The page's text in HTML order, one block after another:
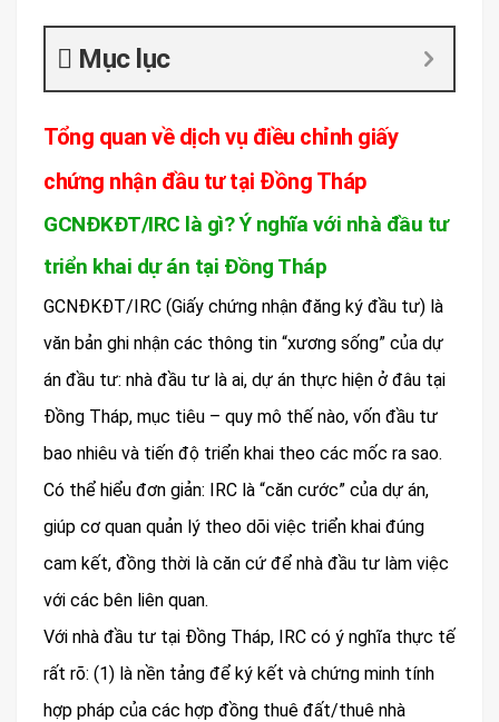
Mục lục
Tổng quan về dịch vụ điều chỉnh giấy
chứng nhận đầu tư tại Đồng Tháp
GCNĐKĐT/IRC là gì? Ý nghĩa với nhà đầu tư
triển khai dự án tại Đồng Tháp
GCNĐKĐT/IRC (Giấy chứng nhận đăng ký đầu tư) là
văn bản ghi nhận các thông tin “xương sống” của dự
án đầu tư: nhà đầu tư là ai, dự án thực hiện ở đâu tại
Đồng Tháp, mục tiêu – quy mô thế nào, vốn đầu tư
bao nhiêu và tiến độ triển khai theo các mốc ra sao.
Có thể hiểu đơn giản: IRC là “căn cước” của dự án,
giúp cơ quan quản lý theo dõi việc triển khai đúng
cam kết, đồng thời là căn cứ để nhà đầu tư làm việc
với các bên liên quan.
Với nhà đầu tư tại Đồng Tháp, IRC có ý nghĩa thực tế
rất rõ: (1) là nền tảng để ký kết và chứng minh tính
hợp pháp của các hợp đồng thuê đất/thuê nhà